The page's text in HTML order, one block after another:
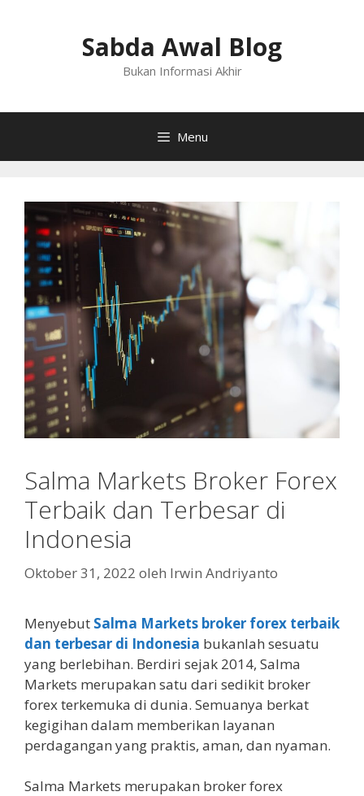
Sabda Awal Blog
Bukan Informasi Akhir
Menu
Salma Markets Broker Forex
Terbaik dan Terbesar di
Indonesia
Oktober 31, 2022 oleh Irwin Andriyanto
Menyebut Salma Markets broker forex terbaik
dan terbesar di Indonesia bukanlah sesuatu
yang berlebihan. Berdiri sejak 2014, Salma
Markets merupakan satu dari sedikit broker
forex terkemuka di dunia. Semuanya berkat
kegigihan dalam memberikan layanan
perdagangan yang praktis, aman, dan nyaman.
Salma Markets merupakan broker forex